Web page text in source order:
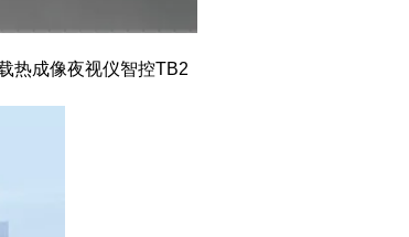
热成像夜视仪智控TB2